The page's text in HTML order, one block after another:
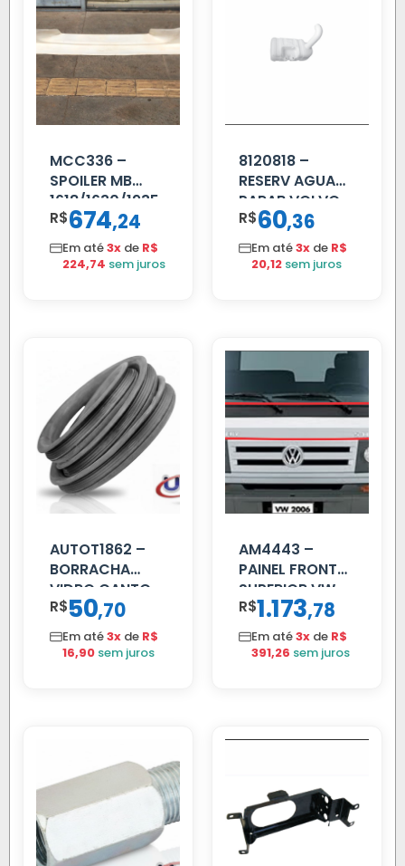
MCC336 –
SPOILER MB
1618/1630/1935
04 FAR
C/BIGOD
R$674,24
Em até3x de R$
224,74 sem juros
8120818 –
RESERV AGUA
PARAB VOLVO
EDC
R$60,36
Em até3x de R$
20,12 sem juros
AUTOT1862 –
BORRACHA
VIDRO CANTO
VOLVO NL
80/88…
R$50,70
Em até3x de R$
16,90 sem juros
AM4443 –
PAINEL FRONTAL
SUPERIOR VW
DELIVERY
R$1.173,78
Em até3x de R$
391,26 sem juros